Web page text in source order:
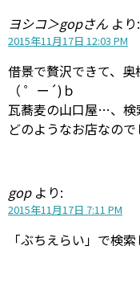
ヨシコ＞gopさん より:
2015年11月17日 12:03 PM
借景で贅沢できて、奥
（ ゜ー´)ｂ
瓦蕎麦の山口屋…、検
どのようなお店なので
gop より:
2015年11月17日 7:11 PM
「ぶちえらい」で検